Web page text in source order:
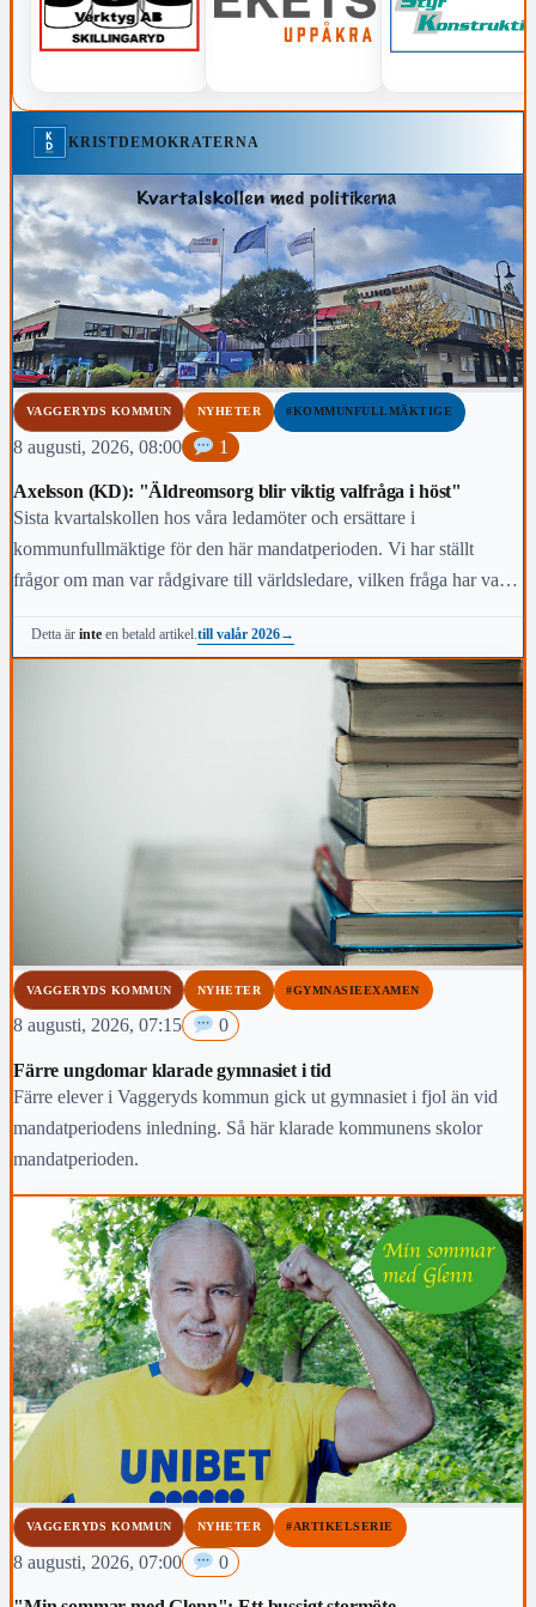
KRISTDEMOKRATERNA
VAGGERYDS KOMMUN NYHETER #KOMMUNFULLMÄKTIGE
8 augusti, 2026, 08:00 1
Axelsson (KD): "Äldreomsorg blir viktig valfråga i höst"
Sista kvartalskollen hos våra ledamöter och ersättare i
kommunfullmäktige för den här mandatperioden. Vi har ställt
frågor om man var rådgivare till världsledare, vilken fråga har varit
viktigast för kommunens invånare i höst och vem anses vara den
Detta ärinte en betald artikel.till valår 2026→
VAGGERYDS KOMMUN NYHETER #GYMNASIEEXAMEN
8 augusti, 2026, 07:15 0
Färre ungdomar klarade gymnasiet i tid
Färre elever i Vaggeryds kommun gick ut gymnasiet i fjol än vid
mandatperiodens inledning. Så här klarade kommunens skolor
mandatperioden.
VAGGERYDS KOMMUN NYHETER #ARTIKELSERIE
8 augusti, 2026, 07:00 0